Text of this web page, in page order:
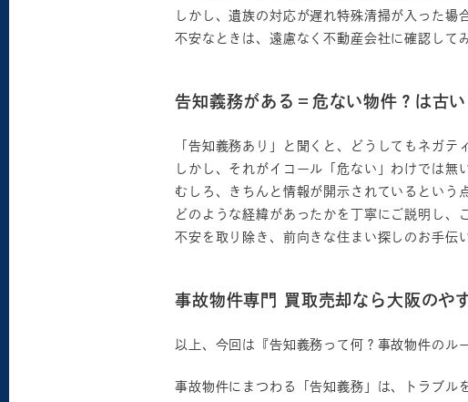
しかし、遺族の対応が遅れ特殊清掃が入った場
不安なときは、遠慮なく不動産会社に確認して
告知義務がある＝危ない物件？は古い
「告知義務あり」と聞くと、どうしてもネガテ
しかし、それがイコール「危ない」わけでは無
むしろ、きちんと情報が開示されているという
どのような経緯があったかを丁寧にご説明し、
不安を取り除き、前向きな住まい探しのお手伝
事故物件専門 買取売却なら大阪のや
以上、今回は『告知義務って何？事故物件のル
事故物件にまつわる「告知義務」は、トラブル